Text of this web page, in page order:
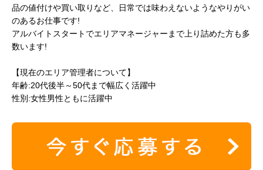
品の値付けや買い取りなど、日常では味わえないようなやりがい
のあるお仕事です!
アルバイトスタートでエリアマネージャーまで上り詰めた方も多
数います!
【現在のエリア管理者について】
年齢:20代後半～50代まで幅広く活躍中
性別:女性男性ともに活躍中